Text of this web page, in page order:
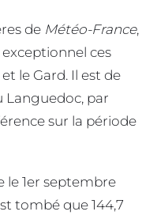
de Météo-France,
ces
le Gard. Il est de
Languedoc, par
sur la période
le 1er septembre
tombé que 144,7